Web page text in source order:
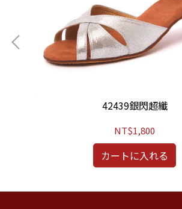
42439銀閃超纖
NT$1,800
カートに入れる